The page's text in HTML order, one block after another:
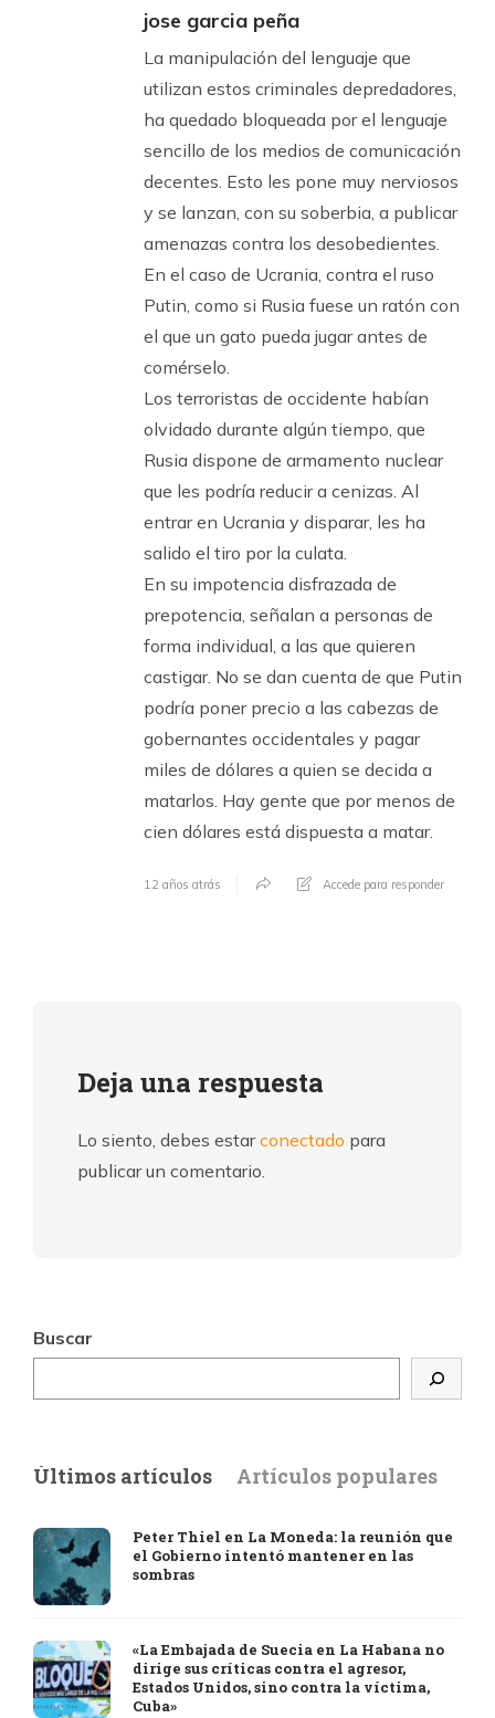
jose garcia peña
La manipulación del lenguaje que
utilizan estos criminales depredadores,
ha quedado bloqueada por el lenguaje
sencillo de los medios de comunicación
decentes. Esto les pone muy nerviosos
y se lanzan, con su soberbia, a publicar
amenazas contra los desobedientes.
En el caso de Ucrania, contra el ruso
Putin, como si Rusia fuese un ratón con
el que un gato pueda jugar antes de
comérselo.
Los terroristas de occidente habían
olvidado durante algún tiempo, que
Rusia dispone de armamento nuclear
que les podría reducir a cenizas. Al
entrar en Ucrania y disparar, les ha
salido el tiro por la culata.
En su impotencia disfrazada de
prepotencia, señalan a personas de
forma individual, a las que quieren
castigar. No se dan cuenta de que Putin
podría poner precio a las cabezas de
gobernantes occidentales y pagar
miles de dólares a quien se decida a
matarlos. Hay gente que por menos de
cien dólares está dispuesta a matar.
12 años atrás Accede para responder
Deja una respuesta
Lo siento, debes estarconectado para
publicar un comentario.
Buscar
Últimos artículos Artículos populares
Peter Thiel en La Moneda: la reunión que
el Gobierno intentó mantener en las
sombras
«La Embajada de Suecia en La Habana no
dirige sus críticas contra el agresor,
Estados Unidos, sino contra la víctima,
Cuba»